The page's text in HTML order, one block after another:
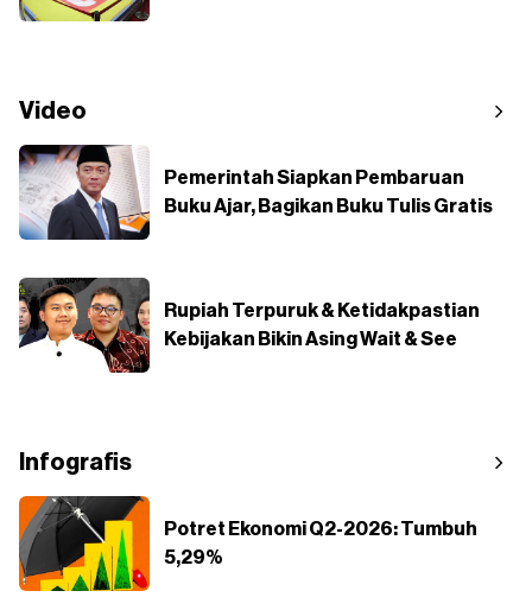
Video
Pemerintah Siapkan Pembaruan
Buku Ajar, Bagikan Buku Tulis Gratis
Rupiah Terpuruk & Ketidakpastian
Kebijakan Bikin Asing Wait & See
Infografis
Potret Ekonomi Q2-2026: Tumbuh
5,29%